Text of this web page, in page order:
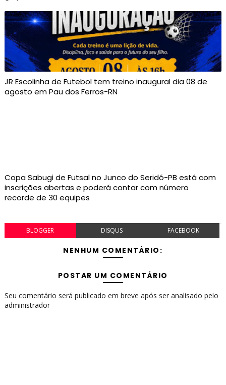
JR Escolinha de Futebol tem treino inaugural dia 08 de
agosto em Pau dos Ferros-RN
Copa Sabugi de Futsal no Junco do Seridó-PB está com
inscrições abertas e poderá contar com número
recorde de 30 equipes
BLOGGER DISQUS FACEBOOK
NENHUM COMENTÁRIO:
POSTAR UM COMENTÁRIO
Seu comentário será publicado em breve após ser analisado pelo
administrador